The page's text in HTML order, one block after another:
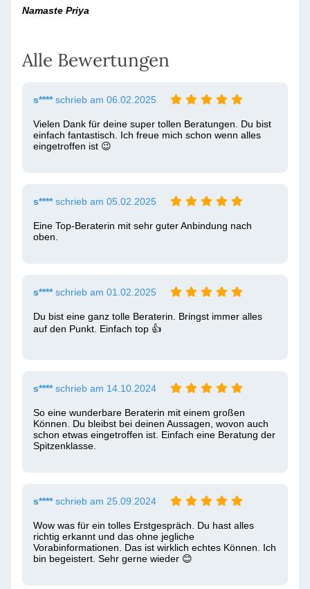
Namaste Priya
Alle Bewertungen
s****schrieb am 06.02.2025
Vielen Dank für deine super tollen Beratungen. Du bist
einfach fantastisch. Ich freue mich schon wenn alles
eingetroffen ist 😉
s****schrieb am 05.02.2025
Eine Top-Beraterin mit sehr guter Anbindung nach
oben.
s****schrieb am 01.02.2025
Du bist eine ganz tolle Beraterin. Bringst immer alles
auf den Punkt. Einfach top 👍
s****schrieb am 14.10.2024
So eine wunderbare Beraterin mit einem großen
Können. Du bleibst bei deinen Aussagen, wovon auch
schon etwas eingetroffen ist. Einfach eine Beratung der
Spitzenklasse.
s****schrieb am 25.09.2024
Wow was für ein tolles Erstgespräch. Du hast alles
richtig erkannt und das ohne jegliche
Vorabinformationen. Das ist wirklich echtes Können. Ich
bin begeistert. Sehr gerne wieder 😊